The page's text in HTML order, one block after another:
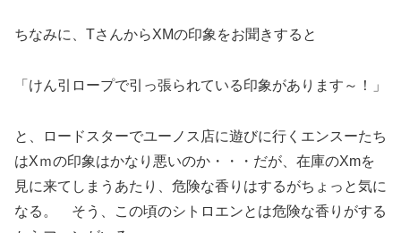
ちなみに、TさんからXMの印象をお聞きすると
「けん引ロープで引っ張られている印象があります～！」
と、ロードスターでユーノス店に遊びに行くエンスーたち
はXｍの印象はかなり悪いのか・・・だが、在庫のXmを
見に来てしまうあたり、危険な香りはするがちょっと気に
なる。 そう、この頃のシトロエンとは危険な香りがする